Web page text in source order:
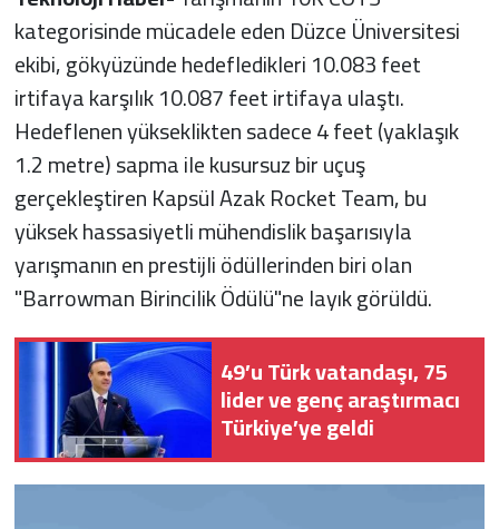
kategorisinde mücadele eden Düzce Üniversitesi
ekibi, gökyüzünde hedefledikleri 10.083 feet
irtifaya karşılık 10.087 feet irtifaya ulaştı.
Hedeflenen yükseklikten sadece 4 feet (yaklaşık
1.2 metre) sapma ile kusursuz bir uçuş
gerçekleştiren Kapsül Azak Rocket Team, bu
yüksek hassasiyetli mühendislik başarısıyla
yarışmanın en prestijli ödüllerinden biri olan
"Barrowman Birincilik Ödülü"ne layık görüldü.
49’u Türk vatandaşı, 75
lider ve genç araştırmacı
Türkiye’ye geldi